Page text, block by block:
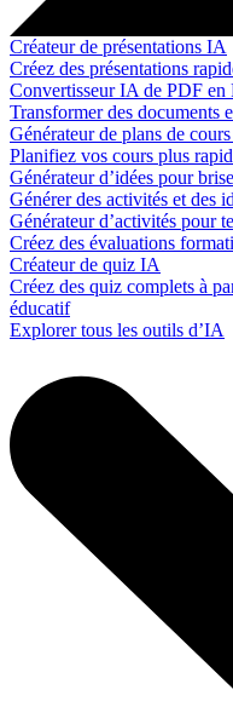
Créateur de présentations IA
Créez des présentations
Convertisseur IA de PDF en
Transformer des documents
Générateur de plans de
Planifiez vos cours plus
Générateur d’idées pour
Générer des activités et des
Générateur d’activités pour
Créez des évaluations
Créateur de quiz IA
Créez des quiz complets à
éducatif
Explorer tous les outils d’IA